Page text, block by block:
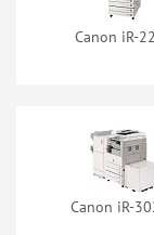
нет в
нет в
Canon iR-
Canon iR-